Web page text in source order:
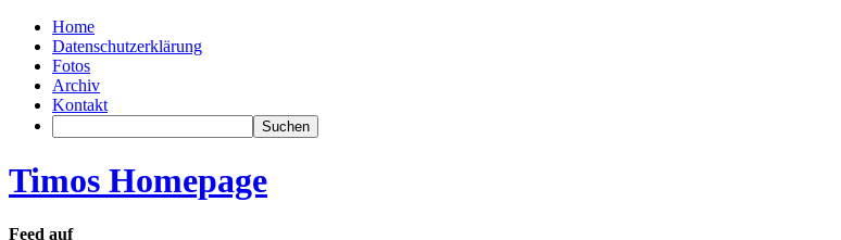
Home
Datenschutzerklärung
Fotos
Archiv
Kontakt
Timos Homepage
Feed auf